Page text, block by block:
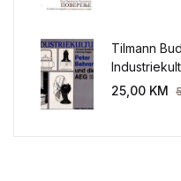
Tilmann
AEG 1907-
25,00 KM